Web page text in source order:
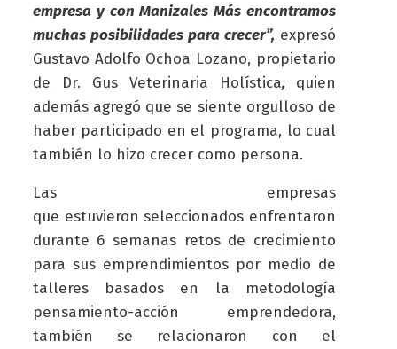
empresa y con Manizales Más encontramos
muchas posibilidades para crecer”, expresó
Gustavo Adolfo Ochoa Lozano, propietario
de Dr. Gus Veterinaria Holística,
quien
además agregó que se siente orgulloso de
haber participado en el programa, lo cual
también lo hizo crecer como persona.
Las empresas
que estuvieron seleccionados enfrentaron
durante 6 semanas retos de crecimiento
para sus emprendimientos por medio de
talleres basados en la metodología
pensamiento-acción emprendedora,
también se relacionaron con el